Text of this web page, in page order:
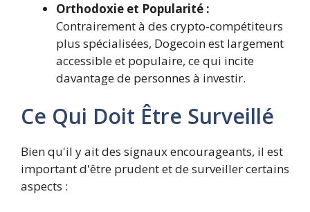
Orthodoxie et Popularité :
Contrairement à des crypto-compétiteurs
plus spécialisées, Dogecoin est largement
accessible et populaire, ce qui incite
davantage de personnes à investir.
Ce Qui Doit Être Surveillé
Bien qu'il y ait des signaux encourageants, il est
important d'être prudent et de surveiller certains
aspects :